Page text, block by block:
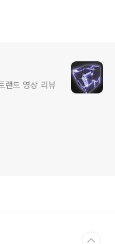
랜드 영상 리뷰